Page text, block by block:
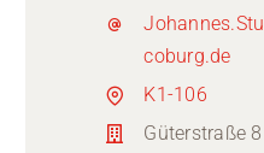
coburg.de
K1-106
Güterstraße 8